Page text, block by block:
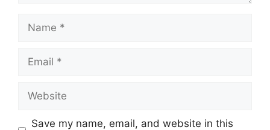
Save my name, email, and website in this